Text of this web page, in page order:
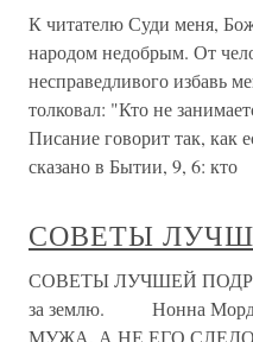
К читателю Суди меня,
народом недобрым. От
несправедливого избавь
толковал: "Кто не
Писание говорит так, как
сказано в Бытии, 9, 6: кто
СОВЕТЫ
СОВЕТЫ ЛУЧШЕЙ
за землю. Нонна